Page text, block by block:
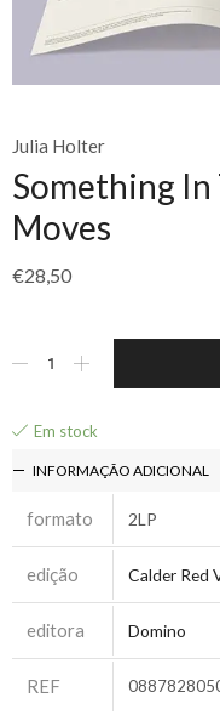
Julia Holter
Something In
Moves
€28,50
Em stock
INFORMAÇÃO ADICIONAL
formato 2LP
edição Calder Red
editora Domino
REF